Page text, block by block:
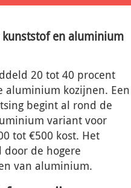
en aluminium
20 tot 40 procent
aluminium kozijnen. Een
begint al rond de
variant voor
tot €500 kost. Het
de hogere
van aluminium.